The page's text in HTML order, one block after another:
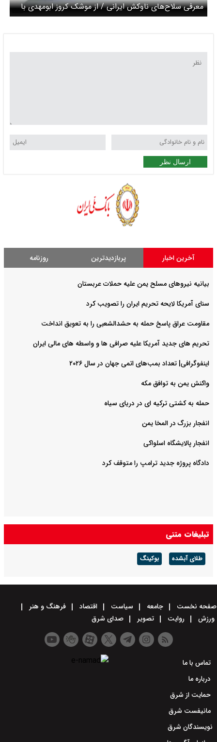
معرفی سلاح‌های ناوکش ایرانی / از موشک کروز ابومهدی با
برد ۱۳۵۰ کیلومتر تا پهپاد شاهد ۱۲۹ و ۱۳۹
ارسال نظر
آخرین اخبار پربازدیدترین روزنامه
بیانیه نیروهای مسلح یمن علیه حملات عربستان
سنای آمریکا لایحه تحریم ایران را تصویب کرد
مقاومت عراق پاسخ حمله به حشدالشعبی را به تعویق انداخت
تحریم های جدید آمریکا علیه صرافی ها و واسطه های مالی ایران
اینفوگرافی| تعداد بمب‌های اتمی جهان در سال ۲۰۲۶
واکنش یمن به توافق مکه
حمله به کشتی ترکیه ای در دریای سیاه
انفجار بزرگ در المخا یمن
انفجار پالایشگاه اسلواکی
دادگاه پروژه جدید ترامپ را متوقف کرد
تبلیغات متنی
طلای آبشده بوکینگ
صفحه نخست جامعه سیاست اقتصاد
فرهنگ و هنر
ورزش
روایت تصویر صدای شرق
تماس با ما
درباره ما
حمایت از شرق
مانیفست شرق
نویسندگان شرق